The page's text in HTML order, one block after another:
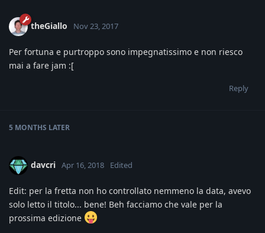
theGiallo Nov 23, 2017
Per fortuna e purtroppo sono impegnatissimo e non riesco
mai a fare jam :[
Reply
5 MONTHS LATER
davcri Apr 16, 2018 Edited
Edit: per la fretta non ho controllato nemmeno la data, avevo
solo letto il titolo... bene! Beh facciamo che vale per la
prossima edizione